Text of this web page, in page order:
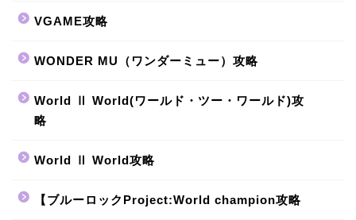
VGAME攻略
WONDER MU（ワンダーミュー）攻略
World Ⅱ World(ワールド・ツー・ワールド)攻
略
World Ⅱ World攻略
【ブルーロックProject:World champion攻略